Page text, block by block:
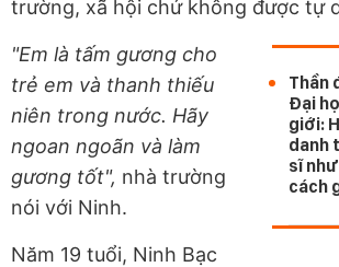
trường, xã hội chứ không được tự
Thần
Đại
giới:
danh
sĩ
cách
"Em là tấm gương cho
trẻ em và thanh thiếu
niên trong nước. Hãy
ngoan ngoãn và làm
gương tốt", nhà trường
nói với Ninh.
Năm 19 tuổi, Ninh Bạc